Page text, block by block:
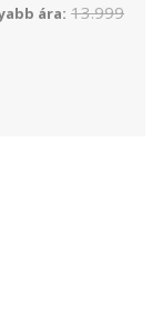
ára: 13.999